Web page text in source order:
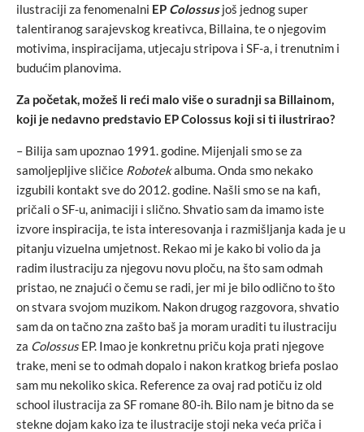
ilustraciji za fenomenalni EP Colossusjoš jednog super
talentiranog sarajevskog kreativca, Billaina, te o njegovim
motivima, inspiracijama, utjecaju stripova i SF-a, i trenutnim i
budućim planovima.
Za početak, možeš li reći malo više o suradnji sa Billainom,
koji je nedavno predstavio EP Colossus koji si ti ilustrirao?
– Bilija sam upoznao 1991. godine. Mijenjali smo se za
samoljepljive sličice Robotekalbuma. Onda smo nekako
izgubili kontakt sve do 2012. godine. Našli smo se na kafi,
pričali o SF-u, animaciji i slično. Shvatio sam da imamo iste
izvore inspiracija, te ista interesovanja i razmišljanja kada je u
pitanju vizuelna umjetnost. Rekao mi je kako bi volio da ja
radim ilustraciju za njegovu novu ploču, na što sam odmah
pristao, ne znajući o čemu se radi, jer mi je bilo odlično to što
on stvara svojom muzikom. Nakon drugog razgovora, shvatio
sam da on tačno zna zašto baš ja moram uraditi tu ilustraciju
za ColossusEP. Imao je konkretnu priču koja prati njegove
trake, meni se to odmah dopalo i nakon kratkog briefa poslao
sam mu nekoliko skica. Reference za ovaj rad potiču iz old
school ilustracija za SF romane 80-ih. Bilo nam je bitno da se
stekne dojam kako iza te ilustracije stoji neka veća priča i